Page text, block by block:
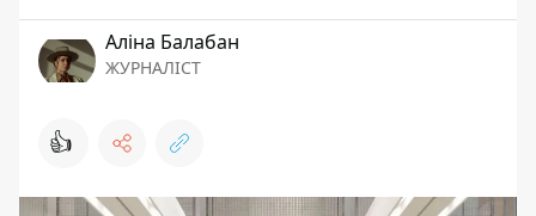
Аліна Балабан
ЖУРНАЛІСТ
👍